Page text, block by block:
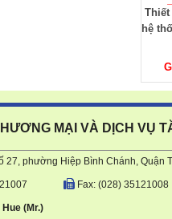
Thiết
ô
MẠI VÀ DỊCH VỤ
27, phường Hiệp Bình Chánh, Quận
Fax: (028) 35121008
Hue (Mr.)